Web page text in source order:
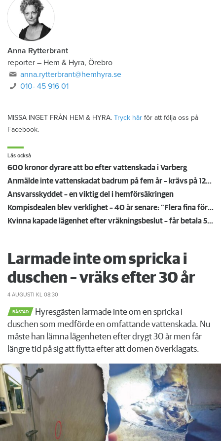
Anna Rytterbrant
reporter – Hem & Hyra, Örebro
anna.rytterbrant@hemhyra.se
010- 45 916 01
MISSA INGET FRÅN HEM & HYRA. Tryck här för att följa oss på
Facebook.
Läs också
600 kronor dyrare att bo efter vattenskada i Varberg
Anmälde inte vattenskadat badrum på fem år – krävs på 125 000 kronor
Ansvarsskyddet – en viktig del i hemförsäkringen
Kompisdealen blev verklighet – 40 år senare: "Flera fina fördelar med att dela bostad"
Kvinna kapade lägenhet efter vräkningsbeslut – får betala 50 000
Larmade inte om spricka i
duschen – vräks efter 30 år
4 AUGUSTI KL 08:30
BÅSTAD
Hyresgästen larmade inte om en spricka i
duschen som medförde en omfattande vattenskada. Nu
måste han lämna lägenheten efter drygt 30 år men får
längre tid på sig att flytta efter att domen överklagats.